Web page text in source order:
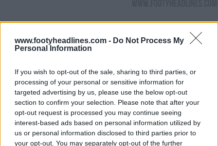
www.footyheadlines.com - Do Not Process My
Personal Information
If you wish to opt-out of the sale, sharing to third parties, or
processing of your personal or sensitive information for
targeted advertising by us, please use the below opt-out
section to confirm your selection. Please note that after your
opt-out request is processed you may continue seeing
interest-based ads based on personal information utilized by
us or personal information disclosed to third parties prior to
your opt-out. You may separately opt-out of the further